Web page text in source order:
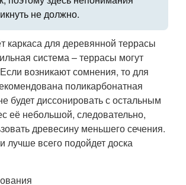
не должно.
каркаса для деревянной террасы
система – террасы могут
возникают сомнения, то для
поликарбонатная
будет диссонировать с остальным
её небольшой, следовательно,
древесину меньшего сечения.
лучше всего подойдет доска